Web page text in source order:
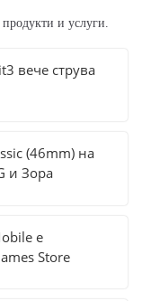
и услуги.
вече струва
(46mm) на
и Зора
е
Store